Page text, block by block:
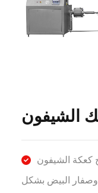
الشيفون
كعكة الشيفون
وصفار البيض بشكل